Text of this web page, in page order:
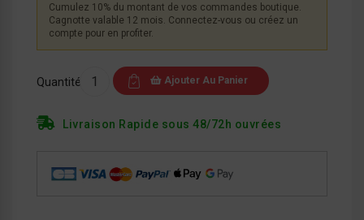
Cumulez 10% du montant de vos commandes boutique.
Cagnotte valable 12 mois. Connectez-vous ou créez un
compte pour en profiter.
Quantité Ajouter Au Panier
Livraison Rapide sous 48/72h ouvrées